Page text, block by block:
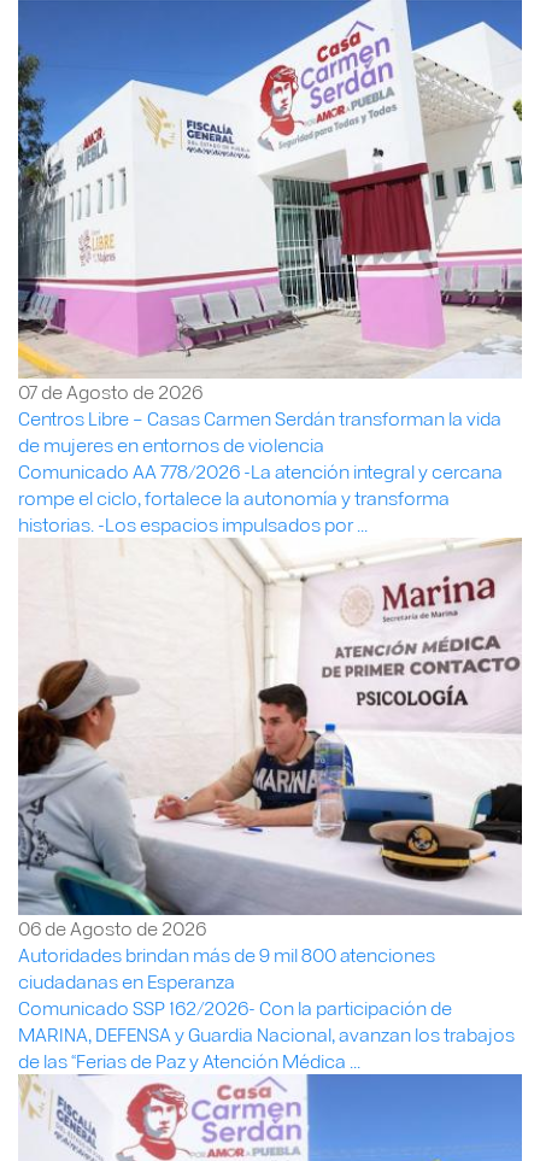
07 de Agosto de 2026
Centros Libre – Casas Carmen Serdán transforman la vida
de mujeres en entornos de violencia
Comunicado AA 778/2026 -La atención integral y cercana
rompe el ciclo, fortalece la autonomía y transforma
historias. -Los espacios impulsados por ...
06 de Agosto de 2026
Autoridades brindan más de 9 mil 800 atenciones
ciudadanas en Esperanza
Comunicado SSP 162/2026- Con la participación de
MARINA, DEFENSA y Guardia Nacional, avanzan los trabajos
de las “Ferias de Paz y Atención Médica ...